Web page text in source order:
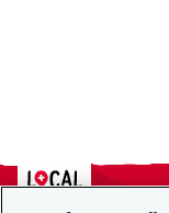
Localcities